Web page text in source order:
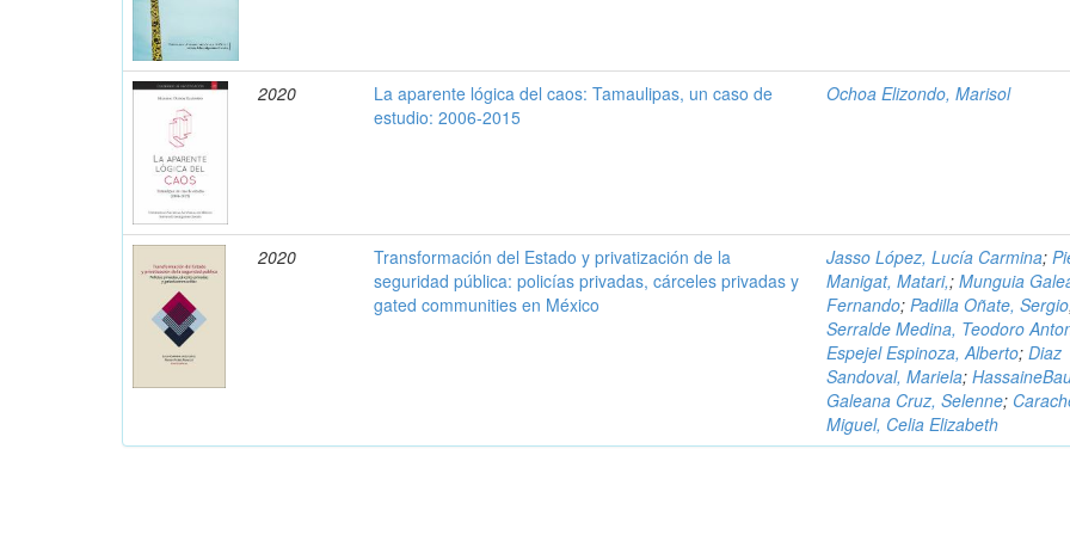
2020
La aparente lógica del caos: Tamaulipas, un caso de
estudio: 2006-2015
Ochoa Elizondo, Marisol
2020
Transformación del Estado y privatización de la
seguridad pública: policías privadas, cárceles privadas y
gated communities en México
Jasso López, Lucía Carmina;
Manigat, Matari,;Munguia
Fernando;Padilla Oñate, Sergio
Serralde Medina, Teodoro
Espejel Espinoza, Alberto;Diaz
Sandoval, Mariela;
Galeana Cruz, Selenne;
Miguel, Celia Elizabeth